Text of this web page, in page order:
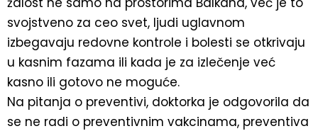
svojstveno za ceo svet, ljudi uglavnom
izbegavaju redovne kontrole i bolesti se otkrivaju
u kasnim fazama ili kada je za izlečenje već
kasno ili gotovo ne moguće.
Na pitanja o preventivi, doktorka je odgovorila da
se ne radi o preventivnim vakcinama, preventiva